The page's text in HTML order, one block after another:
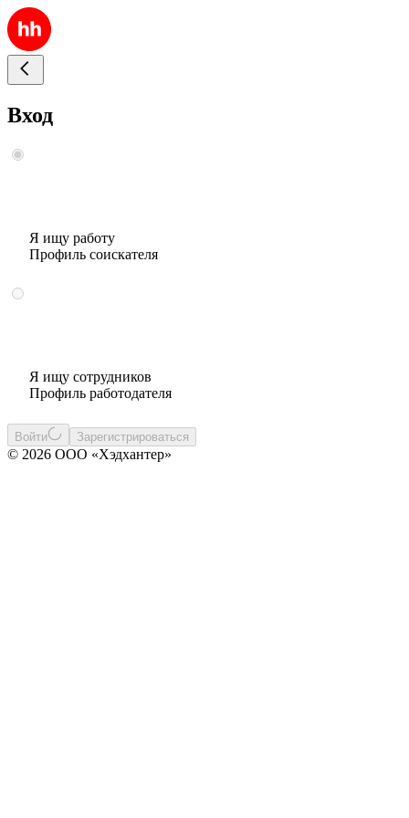
Вход
Я ищу работу
Профиль соискателя
Я ищу сотрудников
Профиль работодателя
Войти Зарегистрироваться
© 2026 ООО «Хэдхантер»